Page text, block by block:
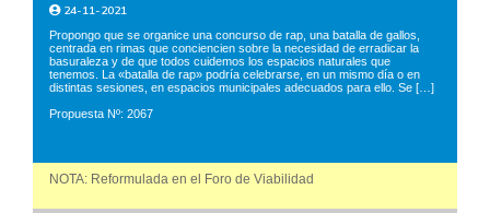
24-11-2021
Propongo que se organice una concurso de rap, una batalla de gallos,
centrada en rimas que conciencien sobre la necesidad de erradicar la
basuraleza y de que todos cuidemos los espacios naturales que
tenemos. La «batalla de rap» podría celebrarse, en un mismo día o en
distintas sesiones, en espacios municipales adecuados para ello. Se […]
Propuesta Nº: 2067
NOTA: Reformulada en el Foro de Viabilidad